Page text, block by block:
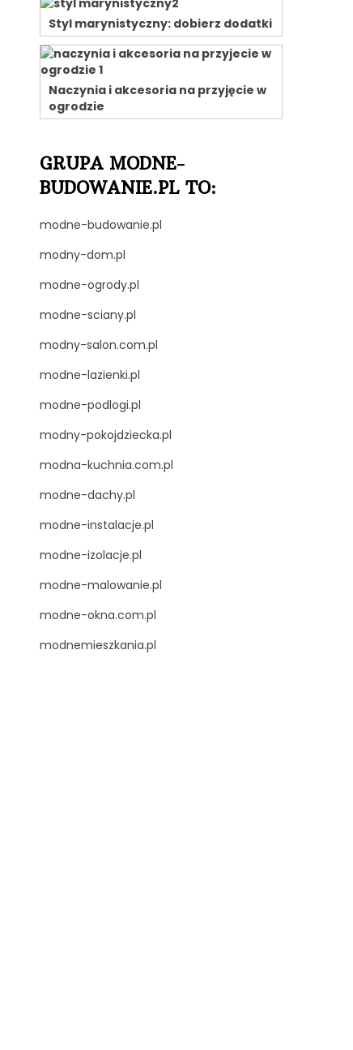
Styl marynistyczny: dobierz dodatki
Naczynia i akcesoria na przyjęcie w
ogrodzie
GRUPA MODNE-
BUDOWANIE.PL TO:
modne-budowanie.pl
modny-dom.pl
modne-ogrody.pl
modne-sciany.pl
modny-salon.com.pl
modne-lazienki.pl
modne-podlogi.pl
modny-pokojdziecka.pl
modna-kuchnia.com.pl
modne-dachy.pl
modne-instalacje.pl
modne-izolacje.pl
modne-malowanie.pl
modne-okna.com.pl
modnemieszkania.pl